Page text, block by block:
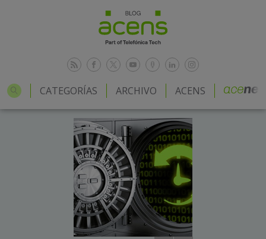
CATEGORÍAS ARCHIVO ACENS